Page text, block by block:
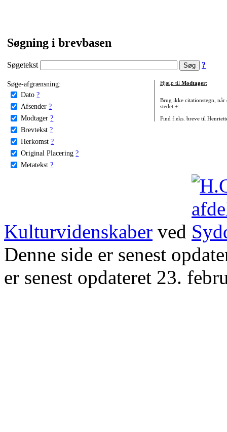
Søgning i brevbasen
Søgetekst ?
Søge-afgrænsning:
Dato ?
Afsender ?
Modtager ?
Brevtekst ?
Herkomst ?
Original Placering ?
Metatekst ?
Hjælp til Modtager:
Brug ikke citationstegn, når
stedet +:
Find f.eks. breve til
Kulturvidenskaber ved
Denne side er senest
er senest opdateret 23.